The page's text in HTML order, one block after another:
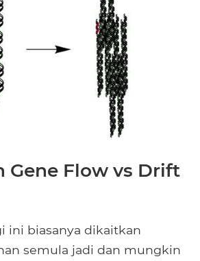
Gene Flow vs Drift
ini biasanya dikaitkan
semula jadi dan mungkin